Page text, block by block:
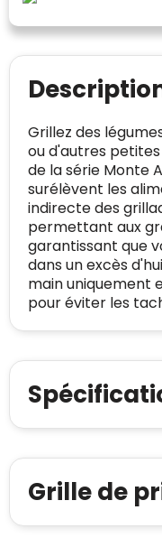
Grillez des
ou d'autres
de la série Monte
surélèvent les
indirecte des
permettant aux
garantissant que
dans un excès
main uniquement
pour éviter les
Grille de
de verschillende
Trustindex heeft
Telefoonnummer:
E-
mailadres:
Bedrijfsnaam:
starten:
Trustindex
op
Safe
Blacklist Geen
Geldig
Spam E-mail
Websites die
van
voldoen aan een
certificaat
naar de
met vertrouwen!
Voor bedrijven
Bouwt u
verkoop met de